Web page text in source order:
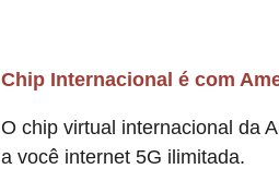
Chip Internacional é com
O chip virtual internacional da
a você internet 5G ilimitada.